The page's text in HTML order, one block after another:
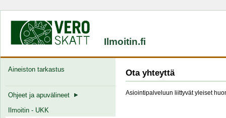
Ilmoitin.fi
Aineiston tarkastus
Ohjeet ja apuvälineet
Ilmoitin - UKK
Ota yhteyttä
Asiointipalveluun liittyvät yleiset